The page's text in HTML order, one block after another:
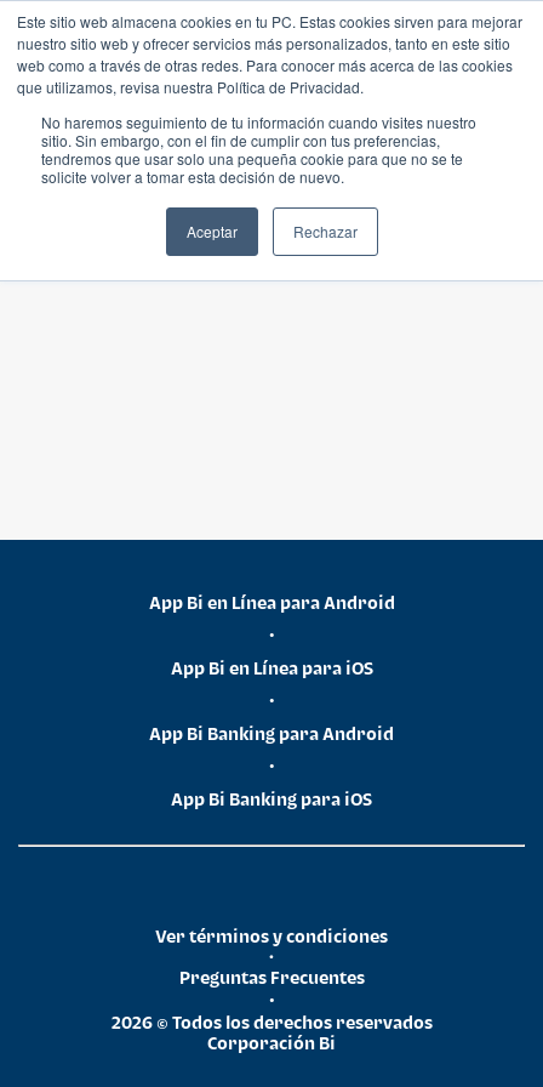
Este sitio web almacena cookies en tu PC. Estas cookies sirven para mejorar
nuestro sitio web y ofrecer servicios más personalizados, tanto en este sitio
web como a través de otras redes. Para conocer más acerca de las cookies
que utilizamos, revisa nuestra Política de Privacidad.
No haremos seguimiento de tu información cuando visites nuestro
sitio. Sin embargo, con el fin de cumplir con tus preferencias,
tendremos que usar solo una pequeña cookie para que no se te
solicite volver a tomar esta decisión de nuevo.
Aceptar Rechazar
App Bi en Línea para Android
•
App Bi en Línea para iOS
•
App Bi Banking para Android
•
App Bi Banking para iOS
2026 © Todos los derechos reservados
Corporación Bi
•
Preguntas Frecuentes
•
Ver términos y condiciones